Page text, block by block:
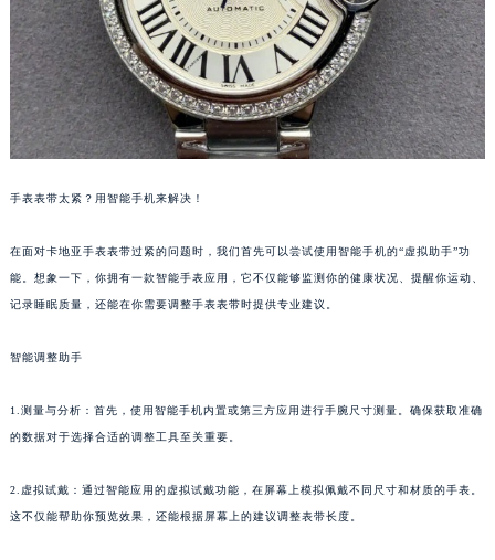
手表表带太紧？用智能手机来解决！
在面对卡地亚手表表带过紧的问题时，我们首先可以尝试使用智能手机的“虚拟助手”功
能。想象一下，你拥有一款智能手表应用，它不仅能够监测你的健康状况、提醒你运动、
记录睡眠质量，还能在你需要调整手表表带时提供专业建议。
智能调整助手
1.测量与分析：首先，使用智能手机内置或第三方应用进行手腕尺寸测量。确保获取准确
的数据对于选择合适的调整工具至关重要。
2.虚拟试戴：通过智能应用的虚拟试戴功能，在屏幕上模拟佩戴不同尺寸和材质的手表。
这不仅能帮助你预览效果，还能根据屏幕上的建议调整表带长度。